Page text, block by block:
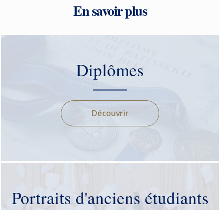
En savoir plus
Diplômes
Découvrir
Portraits d'anciens étudiants